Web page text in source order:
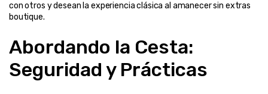
con otros y desean la experiencia clásica al amanecer sin extras
boutique.
Abordando la Cesta:
Seguridad y Prácticas